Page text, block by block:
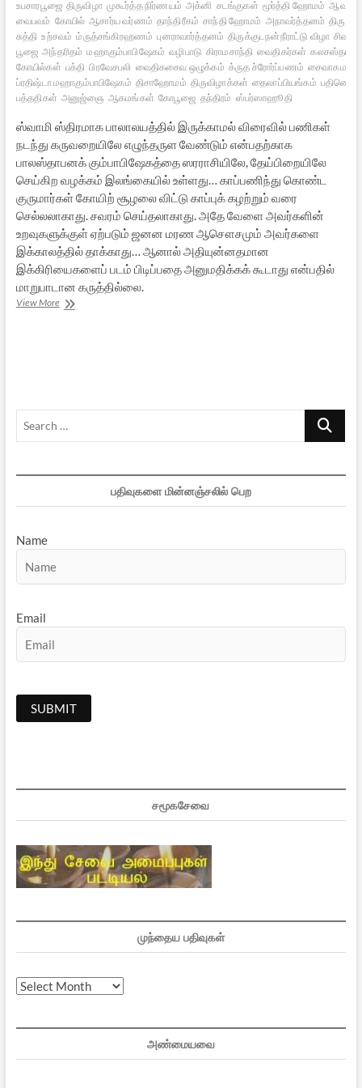
உபசாரபூஜை திருவிழா முகூர்த்த நிர்ணயம் அக்னி சடங்குகள் மூர்த்தி ஹோமம்
வைபவம் கோயில் ஆசார்ய வர்ணம் தாந்திரீகம் சாந்தி ஹோமம் அநாவர்த்தனம்
சுத்தி உற்சவம் ம்ருத்சங்கிரஹணம் புனராவார்த்தனம் திருக்குடநன்நீராட்டு விழா சிவன்
பூஜை அந்தரிதம் மஹாகும்பாபிஷேகம் வழிபாடு கிராமசாந்தி வைதிகர்கள்
கோயில்கள் பக்தி பிரவேசபலி வைதிகசைவ ஒழுக்கம் க்ருத ச்ரோர்ப்பணம் சைவாகமம்
ப்ரதிஷ்டா மஹாகும்பாபிஷேகம் திசாஹோமம் திருவிழாக்கள் தைலாப்பியங்கம்
பத்ததிகள் அனுஜ்ஞை ஆகமங்கள் கோபூஜை தந்திரம் ஸ்பர்ஸாஹூதி
ஸ்வாமி ஸ்திரமாக பாலாலயத்தில் இருக்காமல் விரைவில் பணிகள்
நடந்து கருவறையிலே எழுந்தருள வேண்டும் என்பதற்காக
பாலஸ்தாபனக் கும்பாபிஷேகத்தை ஸரராசியிலே, தேய்பிறையிலே
செய்கிற வழக்கம் இலங்கையில் உள்ளது… காப்பணிந்து கொண்ட
குருமார்கள் கோயிற் சூழலை விட்டு காப்புக் கழற்றும் வரை
செல்லலாகாது. சவரம் செய்தலாகாது. அதே வேளை அவர்களின்
உறவுகளுக்குள் ஏற்படும் ஜனன மரண ஆசௌசமும் அவர்களை
இக்காலத்தில் தாக்காது… ஆனால் அதியுன்னதமான
இக்கிரியைகளைப் படம் பிடிப்பதை அனுமதிக்கக் கூடாது என்பதில்
மாறுபாடான கருத்தில்லை.
View Moreமகத்துவம்
Search
பதிவுகளை மின்னஞ்சலில் பெற
Name
Email
சமூகசேவை
முந்தைய பதிவுகள்
முந்தைய
அண்மையவை